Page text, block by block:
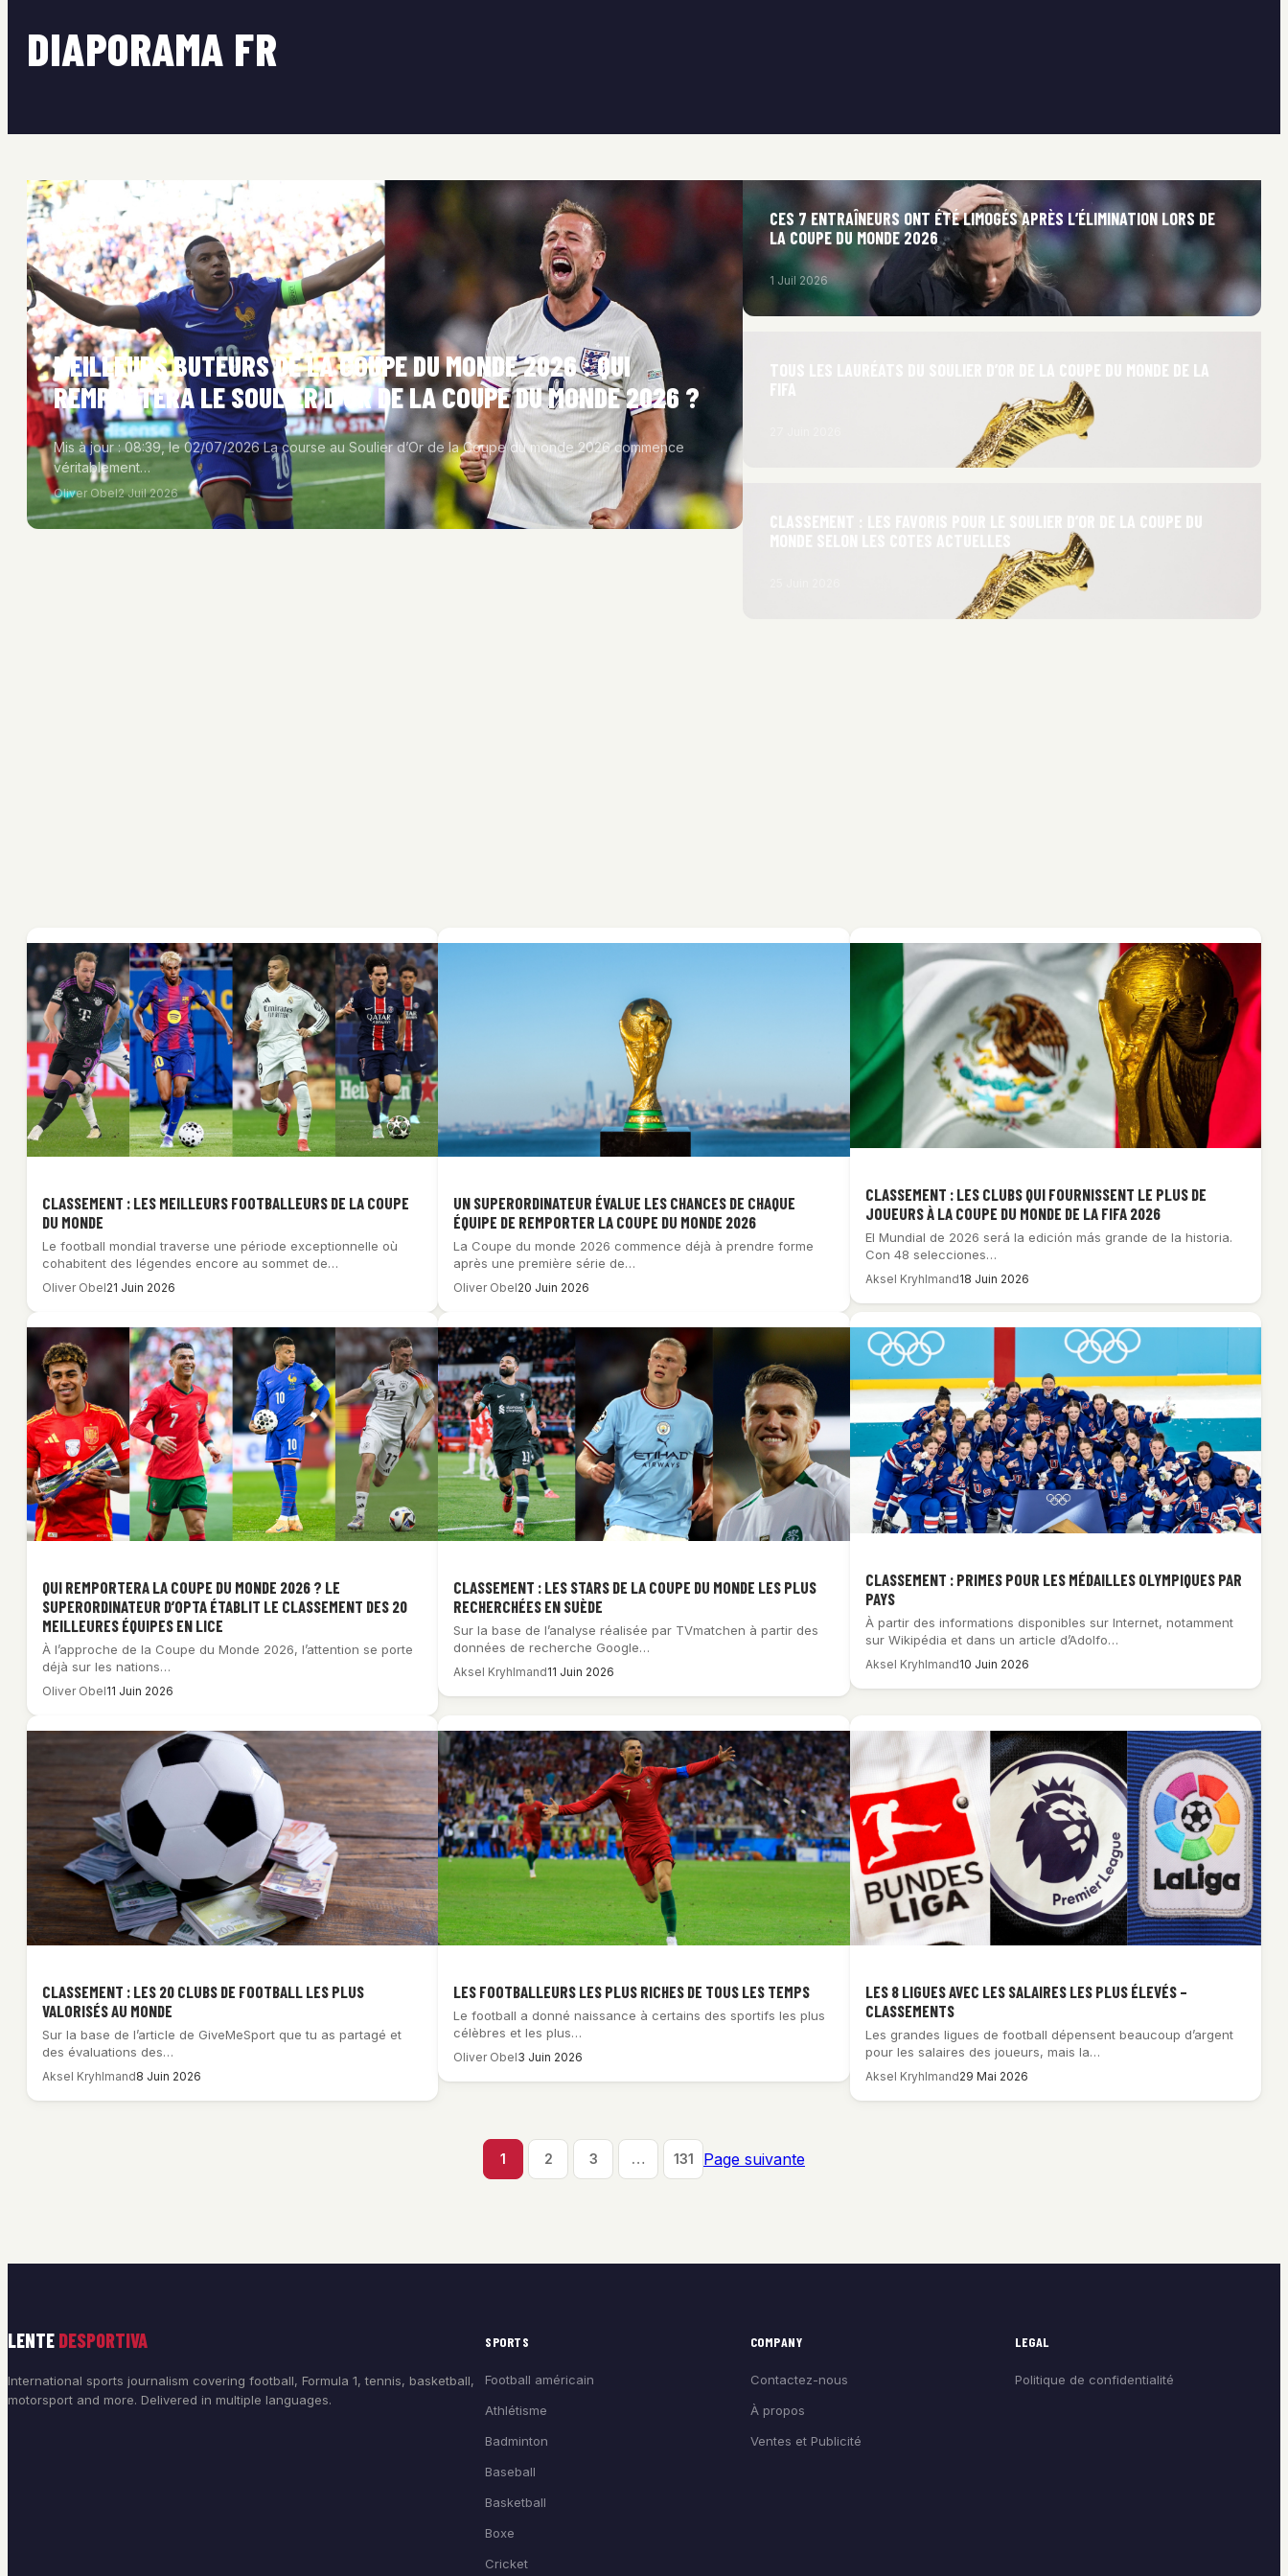
DIAPORAMA FR
MEILLEURS BUTEURS DE LA COUPE DU MONDE 2026 : QUI
REMPORTERA LE SOULIER D’OR DE LA COUPE DU MONDE 2026 ?
Mis à jour : 08:39, le 02/07/2026 La course au Soulier d’Or de la Coupe du monde 2026 commence
véritablement…
Oliver Obel2 Juil 2026
CES 7 ENTRAÎNEURS ONT ÉTÉ LIMOGÉS APRÈS L’ÉLIMINATION LORS DE
LA COUPE DU MONDE 2026
1 Juil 2026
TOUS LES LAURÉATS DU SOULIER D’OR DE LA COUPE DU MONDE DE LA
FIFA
CLASSEMENT : LES FAVORIS POUR LE SOULIER D’OR DE LA COUPE DU
MONDE SELON LES COTES ACTUELLES
CLASSEMENT : LES MEILLEURS FOOTBALLEURS DE LA COUPE
DU MONDE
Le football mondial traverse une période exceptionnelle où
cohabitent des légendes encore au sommet de…
Oliver Obel21 Juin 2026
UN SUPERORDINATEUR ÉVALUE LES CHANCES DE CHAQUE
ÉQUIPE DE REMPORTER LA COUPE DU MONDE 2026
La Coupe du monde 2026 commence déjà à prendre forme
après une première série de…
Oliver Obel20 Juin 2026
CLASSEMENT : LES CLUBS QUI FOURNISSENT LE PLUS DE
JOUEURS À LA COUPE DU MONDE DE LA FIFA 2026
El Mundial de 2026 será la edición más grande de la historia.
Con 48 selecciones…
Aksel Kryhlmand18 Juin 2026
QUI REMPORTERA LA COUPE DU MONDE 2026 ? LE
SUPERORDINATEUR D’OPTA ÉTABLIT LE CLASSEMENT DES 20
MEILLEURES ÉQUIPES EN LICE
À l’approche de la Coupe du Monde 2026, l’attention se porte
déjà sur les nations…
Oliver Obel11 Juin 2026
CLASSEMENT : LES STARS DE LA COUPE DU MONDE LES PLUS
RECHERCHÉES EN SUÈDE
Sur la base de l’analyse réalisée par TVmatchen à partir des
données de recherche Google…
Aksel Kryhlmand11 Juin 2026
CLASSEMENT : PRIMES POUR LES MÉDAILLES OLYMPIQUES PAR
PAYS
À partir des informations disponibles sur Internet, notamment
sur Wikipédia et dans un article d’Adolfo…
Aksel Kryhlmand10 Juin 2026
CLASSEMENT : LES 20 CLUBS DE FOOTBALL LES PLUS
VALORISÉS AU MONDE
Sur la base de l’article de GiveMeSport que tu as partagé et
des évaluations des…
Aksel Kryhlmand8 Juin 2026
LES FOOTBALLEURS LES PLUS RICHES DE TOUS LES TEMPS
Le football a donné naissance à certains des sportifs les plus
célèbres et les plus…
Oliver Obel3 Juin 2026
LES 8 LIGUES AVEC LES SALAIRES LES PLUS ÉLEVÉS –
CLASSEMENTS
Les grandes ligues de football dépensent beaucoup d’argent
pour les salaires des joueurs, mais la…
Aksel Kryhlmand29 Mai 2026
1 2 3 … 131 Page suivante
LENTE DESPORTIVA
International sports journalism covering football, Formula 1, tennis, basketball,
motorsport and more. Delivered in multiple languages.
SPORTS
Football américain
Athlétisme
Badminton
Baseball
Basketball
Boxe
Cricket
COMPANY
Contactez-nous
À propos
Ventes et Publicité
LEGAL
Politique de confidentialité